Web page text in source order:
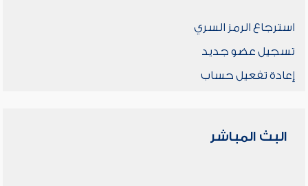
استرجاع الرمز السري
تسجيل عضو جديد
إعادة تفعيل حساب
البث المباشر